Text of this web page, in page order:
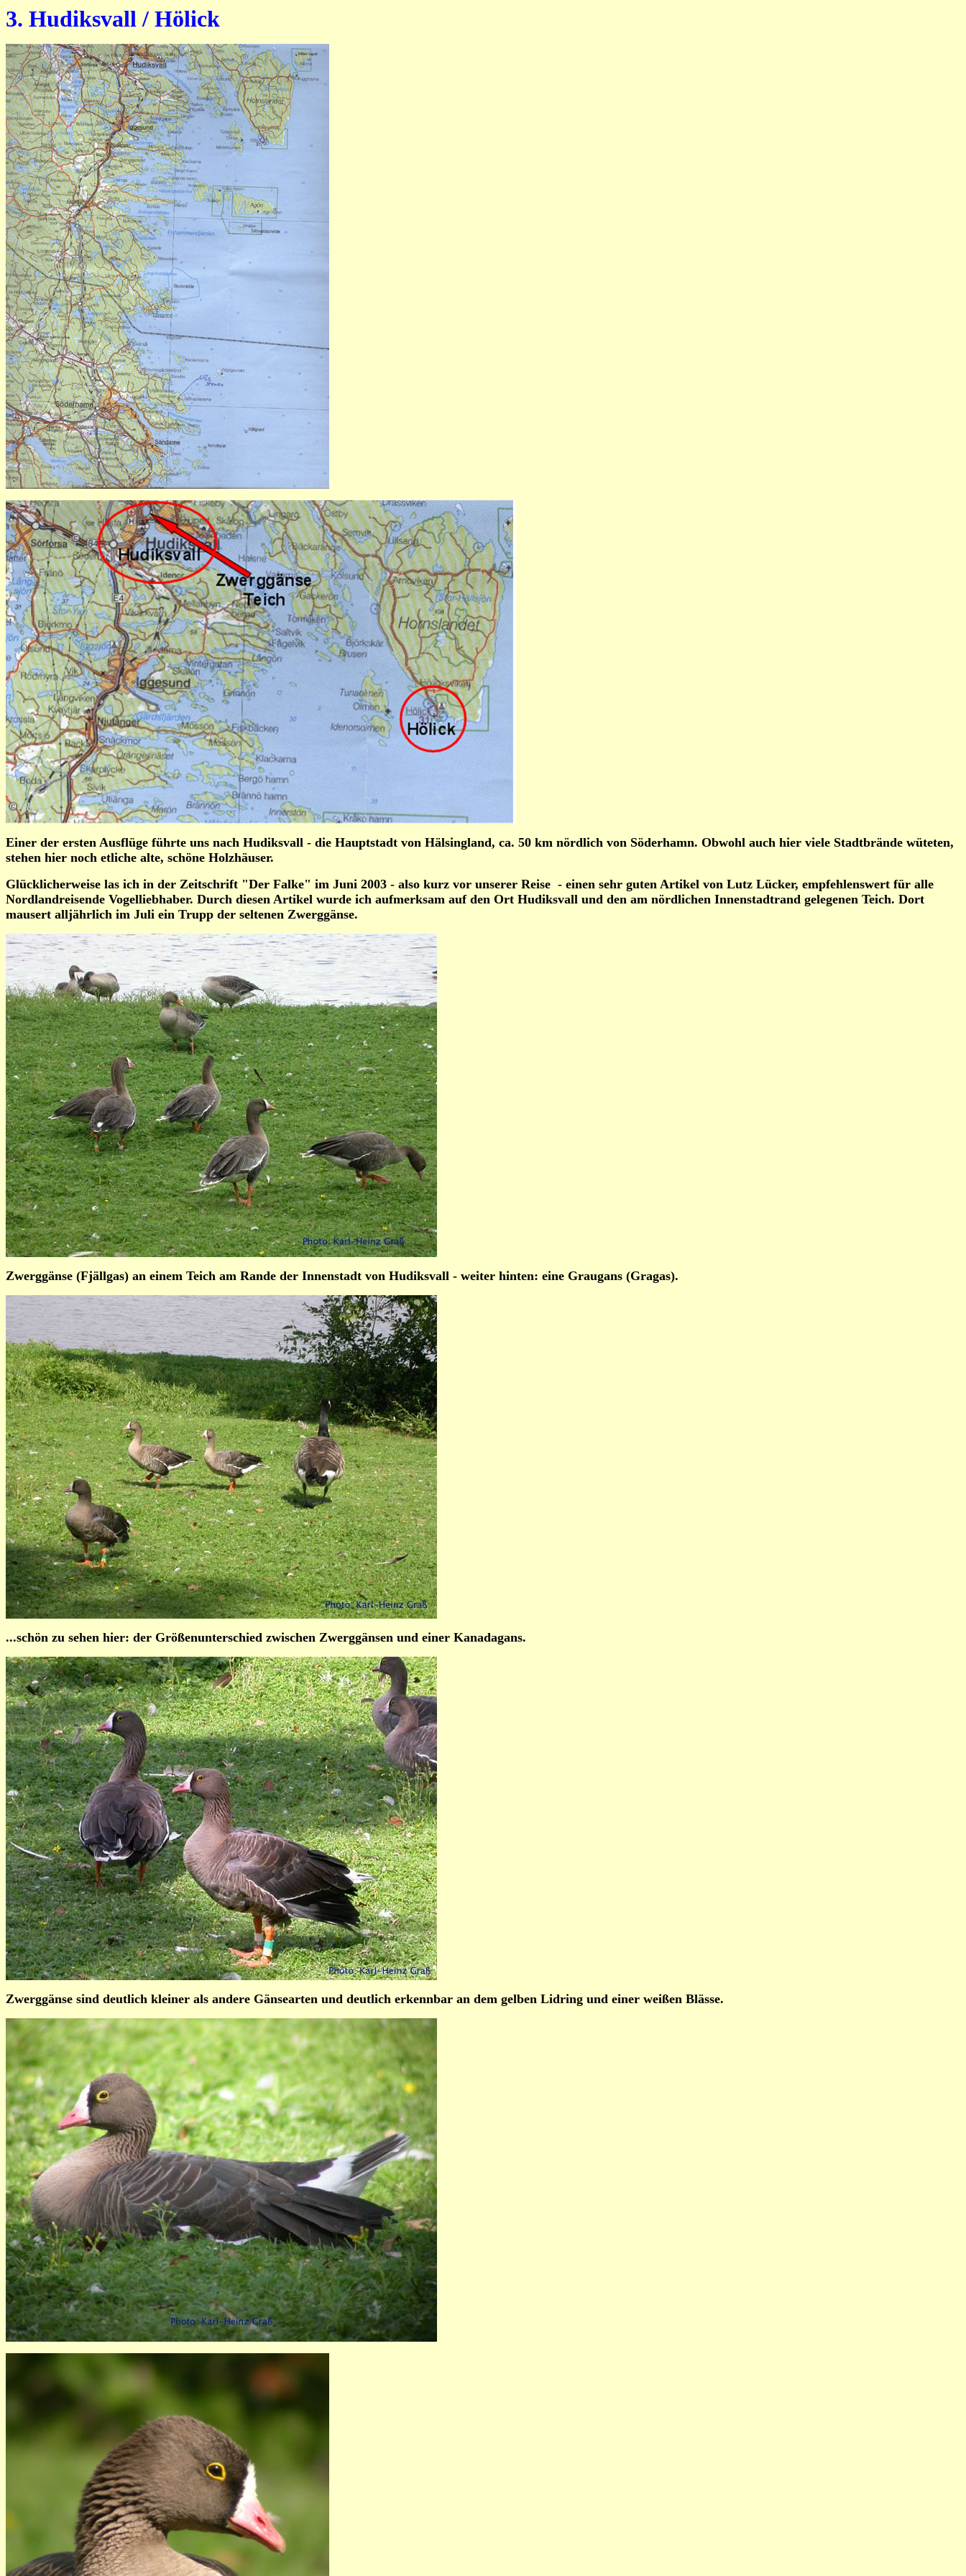
3. Hudiksvall / Hölick
Einer der ersten Ausflüge führte uns nach Hudiksvall - die Hauptstadt von Hälsingland, ca. 50 km nördlich von Söderhamn. Obwohl auch hier viele Stadtbrände wüteten,
stehen hier noch etliche alte, schöne Holzhäuser.
Glücklicherweise las ich in der Zeitschrift "Der Falke" im Juni 2003 - also kurz vor unserer Reise - einen sehr guten Artikel von Lutz Lücker, empfehlenswert für alle
Nordlandreisende Vogelliebhaber. Durch diesen Artikel wurde ich aufmerksam auf den Ort Hudiksvall und den am nördlichen Innenstadtrand gelegenen Teich. Dort
mausert alljährlich im Juli ein Trupp der seltenen Zwerggänse.
Zwerggänse (Fjällgas) an einem Teich am Rande der Innenstadt von Hudiksvall - weiter hinten: eine Graugans (Gragas).
...schön zu sehen hier: der Größenunterschied zwischen Zwerggänsen und einer Kanadagans.
Zwerggänse sind deutlich kleiner als andere Gänsearten und deutlich erkennbar an dem gelben Lidring und einer weißen Blässe.